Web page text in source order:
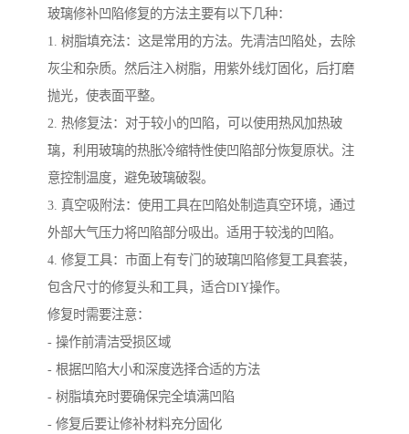
玻璃修补凹陷修复的方法主要有以下几种：
1. 树脂填充法：这是常用的方法。先清洁凹陷处，去除
灰尘和杂质。然后注入树脂，用紫外线灯固化，后打磨
抛光，使表面平整。
2. 热修复法：对于较小的凹陷，可以使用热风加热玻
璃，利用玻璃的热胀冷缩特性使凹陷部分恢复原状。注
意控制温度，避免玻璃破裂。
3. 真空吸附法：使用工具在凹陷处制造真空环境，通过
外部大气压力将凹陷部分吸出。适用于较浅的凹陷。
4. 修复工具：市面上有专门的玻璃凹陷修复工具套装，
包含尺寸的修复头和工具，适合DIY操作。
修复时需要注意：
- 操作前清洁受损区域
- 根据凹陷大小和深度选择合适的方法
- 树脂填充时要确保完全填满凹陷
- 修复后要让修补材料充分固化